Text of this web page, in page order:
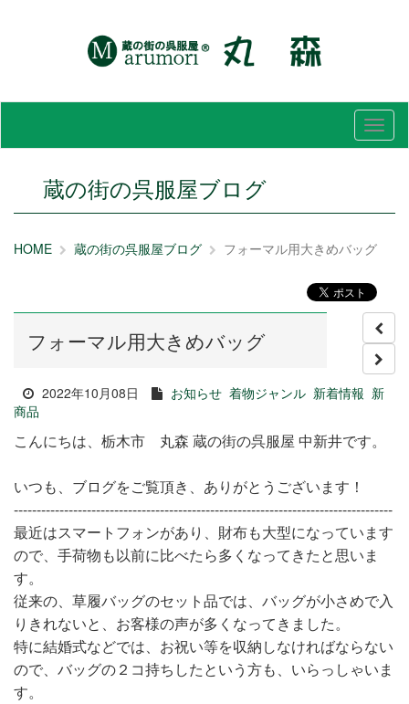
メ
ニ
蔵の街の呉服屋ブログ
HOME 蔵の街の呉服屋ブログ フォーマル用大きめバッグ
フォーマル用大きめバッグ
2022年10月08日 お知らせ 着物ジャンル 新着情報 新
商品
こんにちは、栃木市 丸森 蔵の街の呉服屋 中新井です。
いつも、ブログをご覧頂き、ありがとうございます！
-----------------------------------------------------------------------------------
最近はスマートフォンがあり、財布も大型になっています
ので、手荷物も以前に比べたら多くなってきたと思いま
す。
従来の、草履バッグのセット品では、バッグが小さめで入
りきれないと、お客様の声が多くなってきました。
特に結婚式などでは、お祝い等を収納しなければならない
ので、バッグの２コ持ちしたという方も、いらっしゃいま
す。